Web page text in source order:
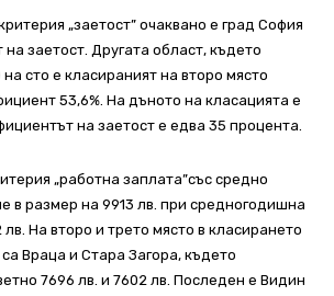
„заетост” очаквано е град София
на заетост. Другата област, където
сто е класираният на второ място
53,6%. На дъното на класацията е
на заетост е едва 35 процента.
„работна заплата”със средно
в размер на 9913 лв. при средногодишна
лв. На второ и трето място в класирането
Враца и Стара Загора, където
7696 лв. и 7602 лв. Последен е Видин